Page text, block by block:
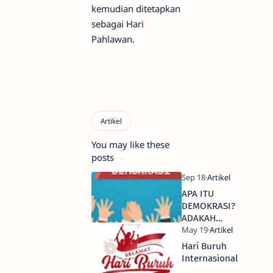
kemudian ditetapkan
sebagai Hari
Pahlawan.
You may like these
posts
APA ITU
DEMOKRASI?
ADAKAH
DEMOKRASI
DI
SEKOLAH?
Hari Buruh
Internasional